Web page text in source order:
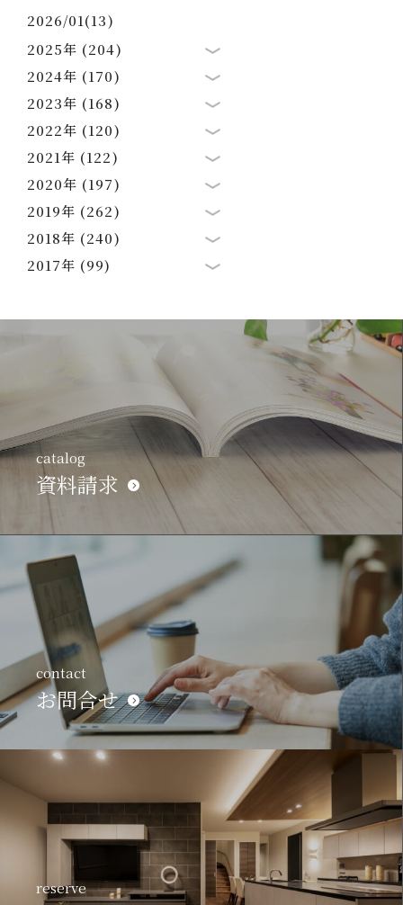
2026/01(13)
2025年 (204)
2024年 (170)
2023年 (168)
2022年 (120)
2021年 (122)
2020年 (197)
2019年 (262)
2018年 (240)
2017年 (99)
catalog
資料請求
contact
お問合せ
reserve